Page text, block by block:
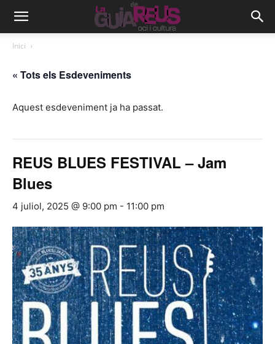
Inici
« Tots els Esdeveniments
Aquest esdeveniment ja ha passat.
REUS BLUES FESTIVAL – Jam
Blues
4 juliol, 2025 @ 9:00 pm - 11:00 pm